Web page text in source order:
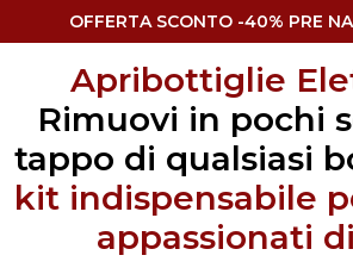
OFFERTA SCONTO -40% PRE
Apribottiglie
Rimuovi in pochi
tappo di qualsiasi
kit indispensabile
appassionati